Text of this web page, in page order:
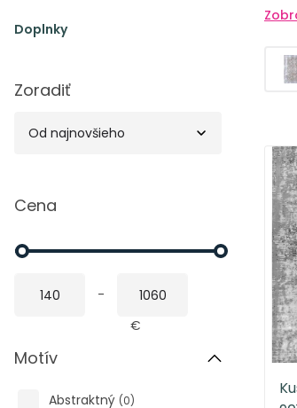
Doplnky
Zoradiť
Cena
-
€
Motív
Abstraktný (0)